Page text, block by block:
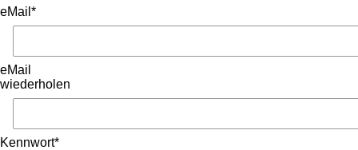
eMail*
eMail
wiederholen
Kennwort*